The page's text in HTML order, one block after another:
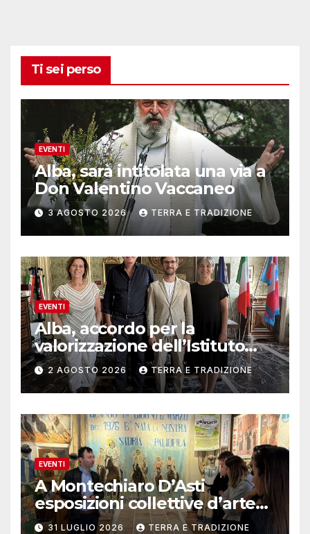
Ti sei perso
EVENTI
Alba, sarà intitolata una via a
Don Valentino Vaccaneo
3 AGOSTO 2026 TERRA E TRADIZIONE
EVENTI
Alba, accordo per la
valorizzazione dell’Istituto
musicale Rocca
2 AGOSTO 2026 TERRA E TRADIZIONE
EVENTI
A Montechiaro D’Asti
esposizioni collettive d’arte
contemporanea
31 LUGLIO 2026 TERRA E TRADIZIONE